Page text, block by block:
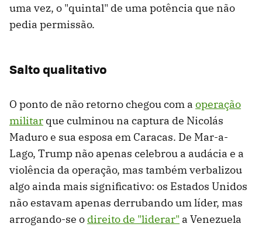
uma vez, o "quintal" de uma potência que não
pedia permissão.
Salto qualitativo
O ponto de não retorno chegou com a operação
militar que culminou na captura de Nicolás
Maduro e sua esposa em Caracas. De Mar-a-
Lago, Trump não apenas celebrou a audácia e a
violência da operação, mas também verbalizou
algo ainda mais significativo: os Estados Unidos
não estavam apenas derrubando um líder, mas
arrogando-se o direito de "liderar" a Venezuela